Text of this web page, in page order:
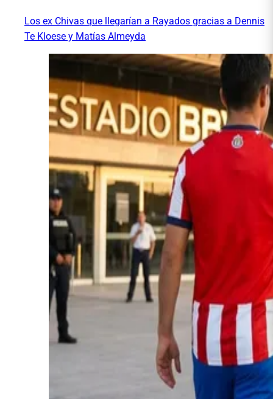
Los ex Chivas que llegarían a Rayados gracias a Dennis
Te Kloese y Matías Almeyda